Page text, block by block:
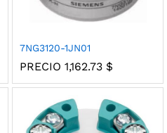
7NG3120-1JN01
PRECIO 1,162.73 $